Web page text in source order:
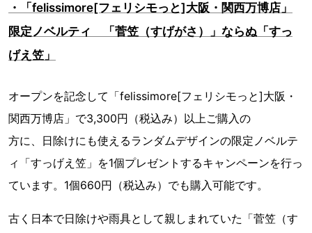
・「felissimore[フェリシモっと]大阪・関西万博店」
限定ノベルティ 「菅笠（すげがさ）」ならぬ「すっ
げえ笠」
オープンを記念して「felissimore[フェリシモっと]大阪・
関西万博店」で3,300円（税込み）以上ご購入の
方に、日除けにも使えるランダムデザインの限定ノベルテ
ィ「すっげえ笠」を1個プレゼントするキャンペーンを行っ
ています。1個660円（税込み）でも購入可能です。
古く日本で日除けや雨具として親しまれていた「菅笠（す